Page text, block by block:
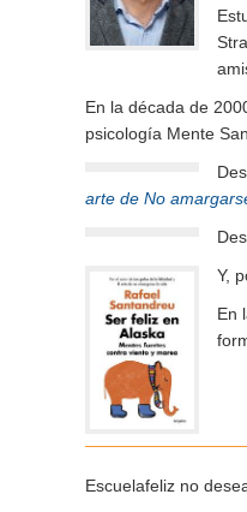
En la década de
psicología Mente
arte de No
Y,
En
Escuelafeliz no